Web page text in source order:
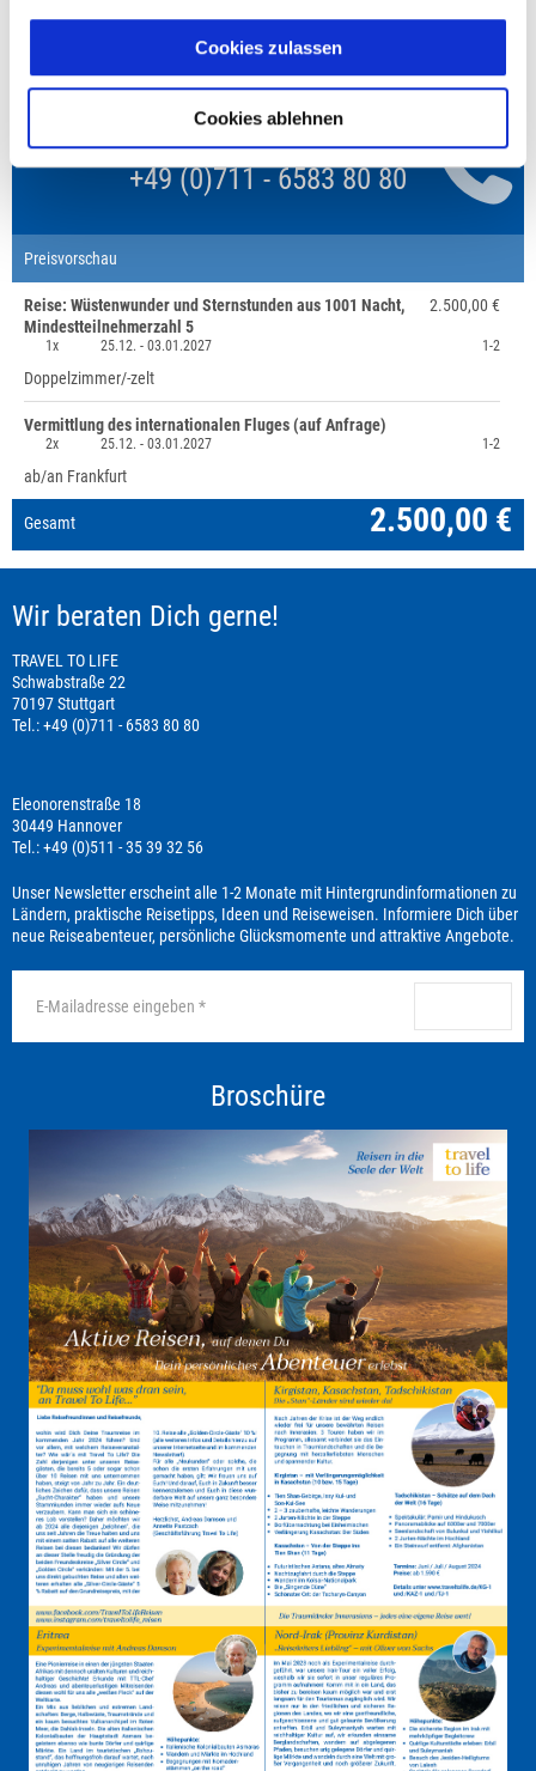
Cookies zulassen
Cookies ablehnen
Fragen zur Buchung?
+49 (0)711 - 6583 80 80
Preisvorschau
2.500,00 €
Reise: Wüstenwunder und Sternstunden aus 1001 Nacht,
Mindestteilnehmerzahl 5
1x 25.12. -03.01.2027 1-2
Doppelzimmer/-zelt
Vermittlung des internationalen Fluges (auf Anfrage)
2x 25.12. -03.01.2027 1-2
ab/an Frankfurt
Gesamt 2.500,00 €
Wir beraten Dich gerne!
TRAVEL TO LIFE
Schwabstraße 22
70197 Stuttgart
Tel.: +49 (0)711 - 6583 80 80
Eleonorenstraße 18
30449 Hannover
Tel.: +49 (0)511 - 35 39 32 56
Unser Newsletter erscheint alle 1-2 Monate mit Hintergrundinformationen zu
Ländern, praktische Reisetipps, Ideen und Reiseweisen. Informiere Dich über
neue Reiseabenteuer, persönliche Glücksmomente und attraktive Angebote.
Broschüre